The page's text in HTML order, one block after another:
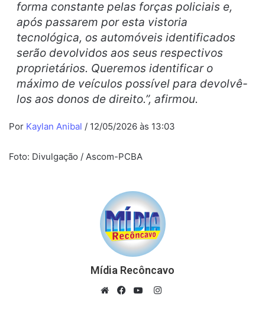
forma constante pelas forças policiais e,
após passarem por esta vistoria
tecnológica, os automóveis identificados
serão devolvidos aos seus respectivos
proprietários. Queremos identificar o
máximo de veículos possível para devolvê-
los aos donos de direito.”, afirmou.
Por Kaylan Anibal / 12/05/2026 às 13:03
Foto: Divulgação / Ascom-PCBA
Mídia Recôncavo
Instagram